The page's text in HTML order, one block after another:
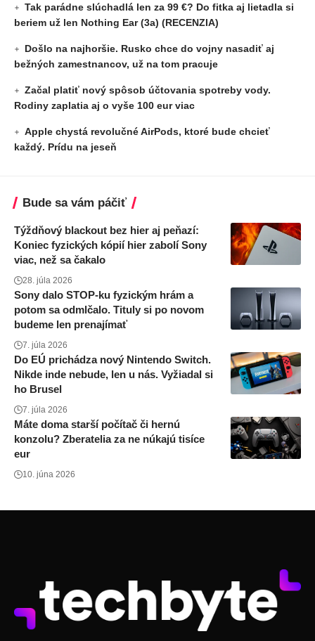
Tak parádne slúchadlá len za 99 €? Do fitka aj lietadla si
beriem už len Nothing Ear (3a) (RECENZIA)
Došlo na najhoršie. Rusko chce do vojny nasadiť aj
bežných zamestnancov, už na tom pracuje
Začal platiť nový spôsob účtovania spotreby vody.
Rodiny zaplatia aj o vyše 100 eur viac
Apple chystá revolučné AirPods, ktoré bude chcieť
každý. Prídu na jeseň
Bude sa vám páčiť
Týždňový blackout bez hier aj peňazí:
Koniec fyzických kópií hier zabolí Sony
viac, než sa čakalo
28. júla 2026
Sony dalo STOP-ku fyzickým hrám a
potom sa odmlčalo. Tituly si po novom
budeme len prenajímať
7. júla 2026
Do EÚ prichádza nový Nintendo Switch.
Nikde inde nebude, len u nás. Vyžiadal si
ho Brusel
7. júla 2026
Máte doma starší počítač či hernú
konzolu? Zberatelia za ne núkajú tisíce
eur
10. júna 2026